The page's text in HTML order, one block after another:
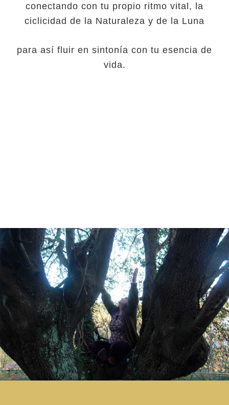
conectando con tu propio ritmo vital, la
ciclicidad de la Naturaleza y de la Luna
para así fluir en sintonía con tu esencia de
vida.